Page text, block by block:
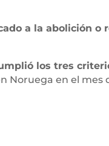
a la abolición
los tres
Noruega en el mes